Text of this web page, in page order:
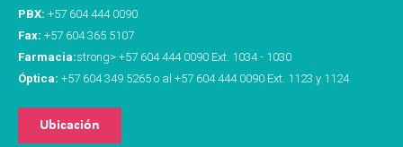
PBX: +57 604 444 0090
Fax: +57 604 365 5107
Farmacia:strong> +57 604 444 0090 Ext. 1034 - 1030
Óptica: +57 604 349 5265 o al +57 604 444 0090 Ext. 1123 y 1124
Ubicación